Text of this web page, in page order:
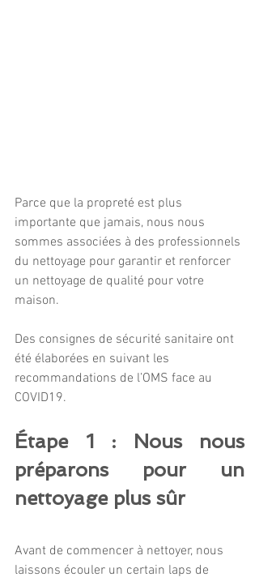
Parce que la propreté est plus
importante que jamais, nous nous
sommes associées à des professionnels
du nettoyage pour garantir et renforcer
un nettoyage de qualité pour votre
maison.
Des consignes de sécurité sanitaire ont
été élaborées en suivant les
recommandations de l’OMS face au
COVID19.
Étape 1 : Nous nous
préparons pour un
nettoyage plus sûr
Avant de commencer à nettoyer, nous
laissons écouler un certain laps de